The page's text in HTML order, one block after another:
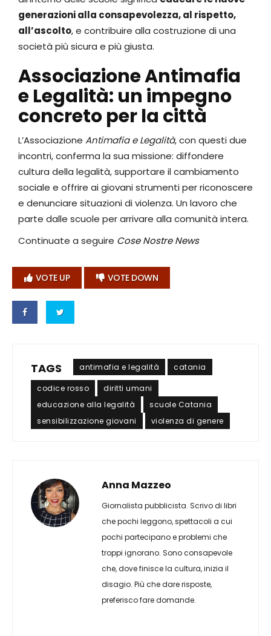
generazioni alla consapevolezza, al rispetto,
all’ascolto, e contribuire alla costruzione di una
società più sicura e più giusta.
Associazione Antimafia
e Legalità: un impegno
concreto per la città
L’Associazione Antimafia e Legalità, con questi due
incontri, conferma la sua missione: diffondere
cultura della legalità, supportare il cambiamento
sociale e offrire ai giovani strumenti per riconoscere
e denunciare situazioni di violenza. Un lavoro che
parte dalle scuole per arrivare alla comunità intera.
Continuate a seguire Cose Nostre News
VOTE UP VOTE DOWN
TAGS antimafia e legalità catania
codice rosso
diritti umani
educazione alla legalità
scuole Catania
sensibilizzazione giovani
violenza di genere
Anna Mazzeo
Giornalista pubblicista. Scrivo di libri
che pochi leggono, spettacoli a cui
pochi partecipano e problemi che
troppi ignorano. Sono consapevole
che, dove finisce la cultura, inizia il
disagio. Più che dare risposte,
preferisco fare domande.